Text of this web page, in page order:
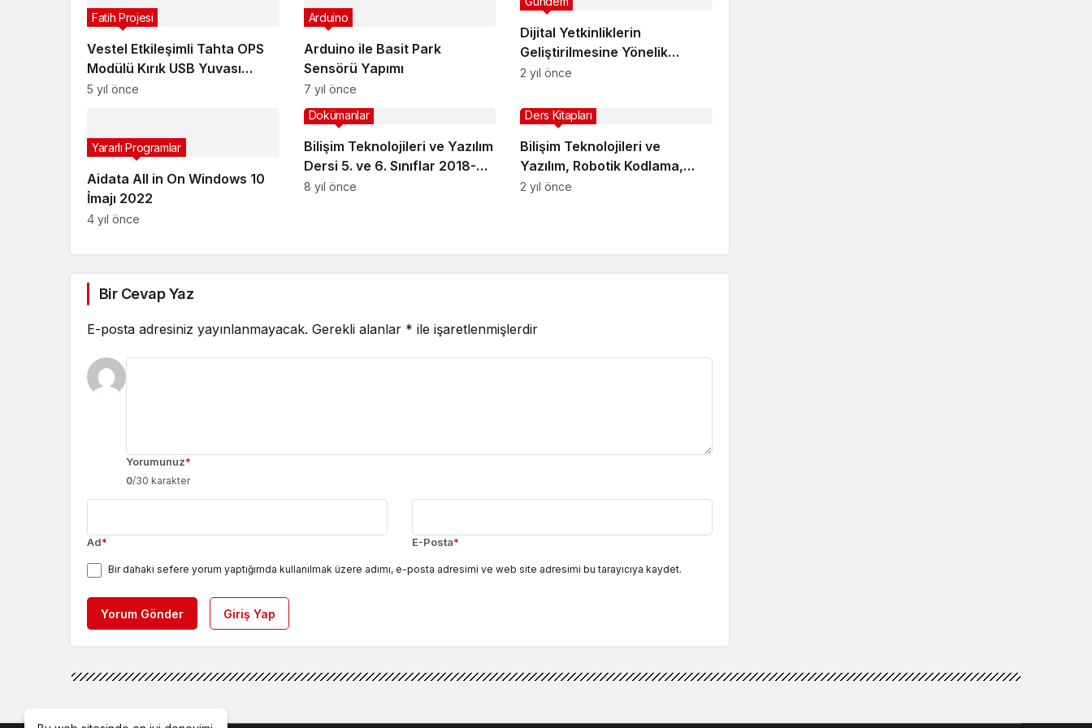
Vestel Etkileşimli Tahta OPS
Modülü Kırık USB Yuvası
Değişimi
Fatih Projesi
5 yıl önce
Arduino ile Basit Park
Sensörü Yapımı
Arduino
7 yıl önce
Dijital Yetkinliklerin
Geliştirilmesine Yönelik
“Öğretmen Eğitimi Dijital
Bin Öğretmene Ulaşılacak…
2 yıl önce
Aidata All in On Windows 10
İmajı 2022
Yararlı Programlar
4 yıl önce
Bilişim Teknolojileri ve Yazılım
Dersi 5. ve 6. Sınıflar 2018-
2019 Yıllık Plan
Dokümanlar
8 yıl önce
Bilişim Teknolojileri ve
Yazılım, Robotik Kodlama,
Dijital Sanatlar, Yapay Zeka
Ders Kitapları
2 yıl önce
Bir Cevap Yaz
E-posta adresiniz yayınlanmayacak. Gerekli alanlar * ile işaretlenmişlerdir
Yorumunuz*
0/30 karakter
Ad* E-Posta*
Bir dahaki sefere yorum yaptığımda kullanılmak üzere adımı, e-posta adresimi ve web site adresimi bu tarayıcıya kaydet.
Yorum Gönder Giriş Yap